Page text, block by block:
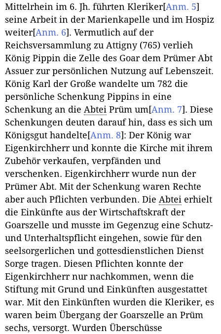
Mittelrhein im 6. Jh. führten Kleriker[Anm. 5]
seine Arbeit in der Marienkapelle und im Hospiz
weiter[Anm. 6] . Vermutlich auf der
Reichsversammlung zu Attigny (765) verlieh
König Pippin die Zelle des Goar dem Prümer Abt
Assuer zur persönlichen Nutzung auf Lebenszeit.
König Karl der Große wandelte um 782 die
persönliche Schenkung Pippins in eine
Schenkung an die Abtei Prüm um[Anm. 7] . Diese
Schenkungen deuten darauf hin, dass es sich um
Königsgut handelte [Anm. 8] : Der König war
Eigenkirchherr und konnte die Kirche mit ihrem
Zubehör verkaufen, verpfänden und
verschenken. Eigenkirchherr wurde nun der
Prümer Abt. Mit der Schenkung waren Rechte
aber auch Pflichten verbunden. Die Abtei erhielt
die Einkünfte aus der Wirtschaftskraft der
Goarszelle und musste im Gegenzug eine Schutz-
und Unterhaltspflicht eingehen, sowie für den
seelsorgerlichen und gottesdienstlichen Dienst
Sorge tragen. Diesen Pflichten konnte der
Eigenkirchherr nur nachkommen, wenn die
Stiftung mit Grund und Einkünften ausgestattet
war. Mit den Einkünften wurden die Kleriker, es
waren beim Übergang der Goarszelle an Prüm
sechs, versorgt. Wurden Überschüsse